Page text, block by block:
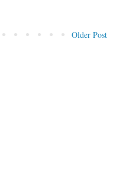
Older Post